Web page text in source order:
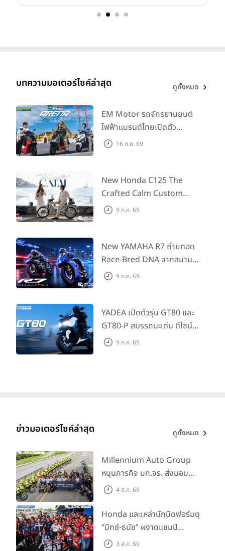
บทความมอเตอร์ไซค์ล่าสุด ดูทั้งหมด
EM Motor รถจักรยานยนต์
ไฟฟ้าแบรนด์ไทยเปิดตัว
ARENA ที่มาในราคาพิเศษ
555 คันแรกรับฟรี Adapter
Type2 ฟรี
16 ก.ค. 69
New Honda C125 The
Crafted Calm Custom
Edition ถ่ายทอดความคลาสสิ
House Flagship Store ทั่ว
ประเทศ
9 ก.ค. 69
New YAMAHA R7 ถ่ายทอด
Race-Bred DNA จากสนาม
แข่งสู่ซูเปอร์สปอร์ตคลาสกลาง
9 ก.ค. 69
YADEA เปิดตัวรุ่น GT80 และ
GT80-P สมรรถนะเด่น ดีไซน์หรู
ปลอดภัย ราคาเข้าถึงง่าย จด
9 ก.ค. 69
ข่าวมอเตอร์ไซค์ล่าสุด ดูทั้งหมด
Millennium Auto Group
หนุนภารกิจ บก.จร. ส่งมอบ
BMW R 1300 GS และ F 900
พร้อม ยกระดับทักษะการขับขี่
เสริมศักยภาพตำรวจจราจร
4 ส.ค. 69
Honda และเหล่านักบิดฟอร์มดุ
“มิกซ์-ธนัช” ผงาดแชมป์
SS600 2 สนามติด “ข้าวกล้อง”
3 ส.ค. 69